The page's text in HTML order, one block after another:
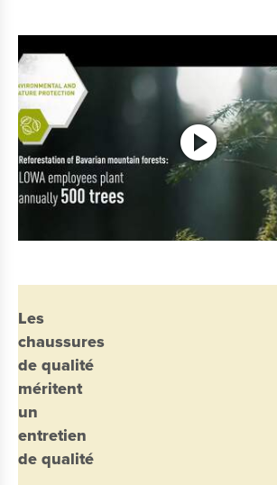
Les
chaussures
de qualité
méritent
un
entretien
de qualité